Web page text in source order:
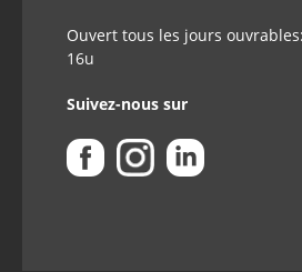
Ouvert tous les jours
16u
Suivez-nous sur